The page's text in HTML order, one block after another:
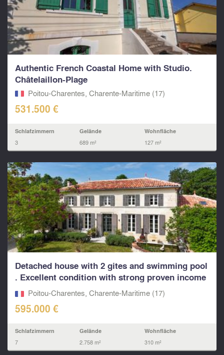
Authentic French Coastal Home with Studio.
Châtelaillon-Plage
Poitou-Charentes, Charente-Maritime (17)
531.500 €
Schlafzimmern
3
Gelände
689 m²
Wohnfläche
127 m²
Detached house with 2 gites and swimming pool
. Excellent condition with strong proven income
. Nr tPoitou-Charentes, Charente-Maritime (17)
595.000 €
Schlafzimmern
7
Gelände
2.758 m²
Wohnfläche
310 m²